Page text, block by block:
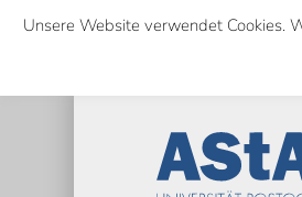
Skip
content
Unsere Website verwendet Cookies.